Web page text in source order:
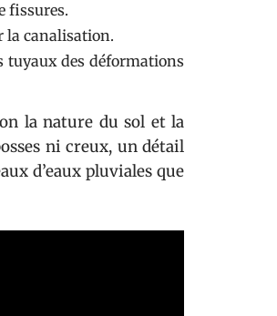
fissures.
la canalisation.
tuyaux des déformations
la nature du sol et la
ni creux, un détail
d’eaux pluviales que